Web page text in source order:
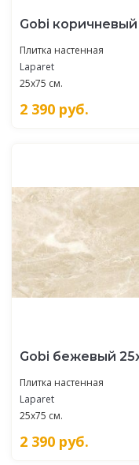
Gobi коричневый
Плитка настенная
Laparet
25x75 см.
2 390 руб.
Gobi бежевый
Плитка настенная
Laparet
25x75 см.
2 390 руб.